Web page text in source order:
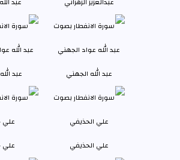
عبد الله الجهني عبد
علي الحذيفي علي